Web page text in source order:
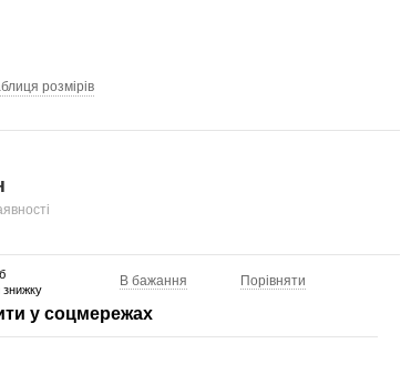
розмiрiв
знижку
В бажання Порівняти
у соцмережах